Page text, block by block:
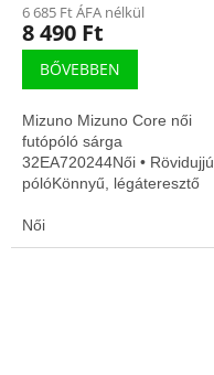
6 685 Ft ÁFA nélkül
8 490 Ft
BŐVEBBEN
Mizuno Mizuno Core női
futópóló sárga
32EA720244Női • Rövidujjú
pólóKönnyű, légáteresztő
edzésre optimalizálva
Női